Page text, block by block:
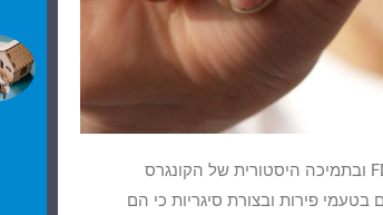
בארצות הברית, בהודעה דרמטית של מינהל המזון והתרופות ה – FDA ובתמיכה היסטורית של הקונגרס
לאסור שיווק ממתקים בטעמי פירות ובצורת סיגריות כי הם